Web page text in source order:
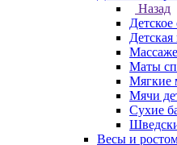
Назад
Маты
Мягкие
Мячи
Сухие
Весы и